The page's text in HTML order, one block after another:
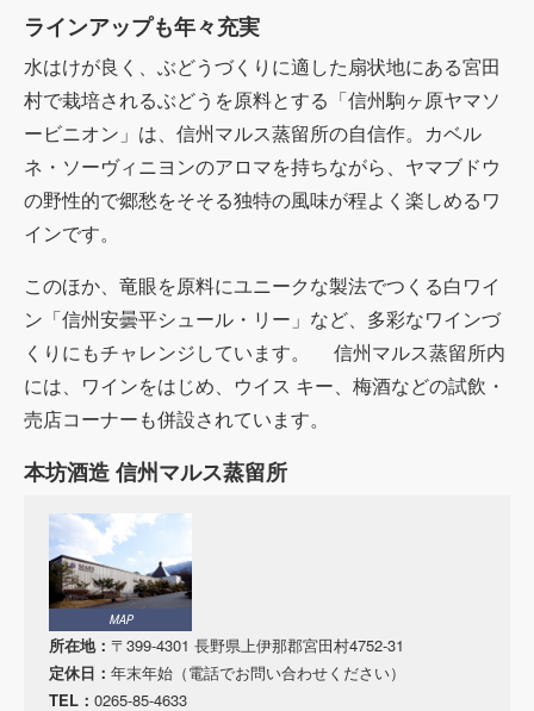
ラインアップも年々充実
水はけが良く、ぶどうづくりに適した扇状地にある宮田
村で栽培されるぶどうを原料とする「信州駒ヶ原ヤマソ
ービニオン」は、信州マルス蒸留所の自信作。カベル
ネ・ソーヴィニヨンのアロマを持ちながら、ヤマブドウ
の野性的で郷愁をそそる独特の風味が程よく楽しめるワ
インです。
このほか、竜眼を原料にユニークな製法でつくる白ワイ
ン「信州安曇平シュール・リー」など、多彩なワインづ
くりにもチャレンジしています。 信州マルス蒸留所内
には、ワインをはじめ、ウイス キー、梅酒などの試飲・
売店コーナーも併設されています。
本坊酒造 信州マルス蒸留所
MAP
所在地： 〒399-4301 長野県上伊那郡宮田村4752-31
定休日： 年末年始（電話でお問い合わせください）
TEL： 0265-85-4633